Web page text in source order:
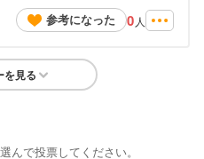
参考になった
0 人
を見る
んで投票してください。